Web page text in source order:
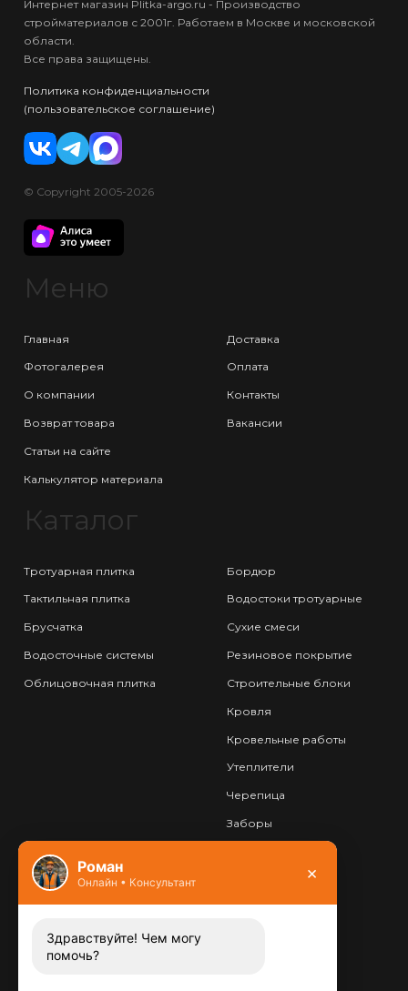
Интернет магазин Plitka-argo.ru - Производство
стройматериалов с 2001г. Работаем в Москве и московской
области.
Все права защищены.
Политика конфиденциальности
(пользовательское соглашение)
© Copyright 2005-2026
Меню
Главная
Фотогалерея
О компании
Возврат товара
Статьи на сайте
Калькулятор материала
Доставка
Оплата
Контакты
Вакансии
Каталог
Тротуарная плитка
Тактильная плитка
Брусчатка
Водосточные системы
Облицовочная плитка
Бордюр
Водостоки тротуарные
Сухие смеси
Резиновое покрытие
Строительные блоки
Кровля
Кровельные работы
Утеплители
Черепица
Заборы
Контакты
Заказать звонок
Роман
Онлайн • Консультант ×
Здравствуйте! Чем могу
помочь?